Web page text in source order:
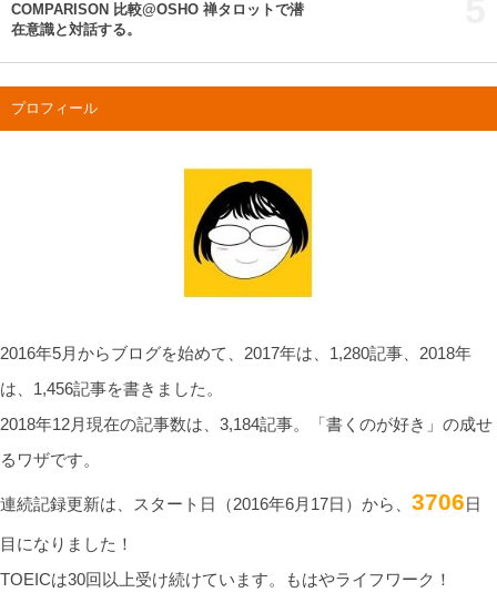
COMPARISON 比較@OSHO 禅タロットで潜
在意識と対話する。
プロフィール
2016年5月からブログを始めて、2017年は、1,280記事、2018年
は、1,456記事を書きました。
2018年12月現在の記事数は、3,184記事。「書くのが好き」の成せ
るワザです。
連続記録更新は、スタート日（2016年6月17日）から、 3706日
目になりました！
TOEICは30回以上受け続けています。もはやライフワーク！